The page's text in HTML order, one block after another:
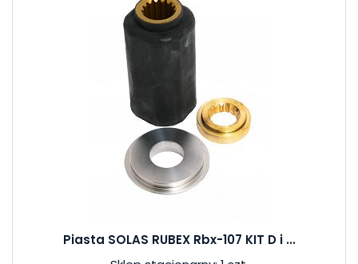
Piasta SOLAS RUBEX Rbx-107 KIT D i ...